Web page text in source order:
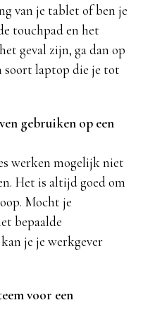
van je tablet of ben je
touchpad en het
geval zijn, ga dan op
soort laptop die je tot
gebruiken op een
werken mogelijk niet
Het is altijd goed om
Mocht je
bepaalde
je je werkgever
voor een